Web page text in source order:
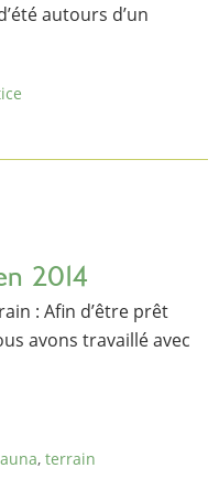
autours d’un
2014
: Afin d’être prêt
avons travaillé avec
, terrain